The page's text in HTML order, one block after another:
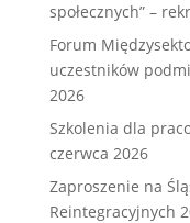
społecznych” –
Forum
uczestników
2026
Szkolenia dla
czerwca 2026
Zaproszenie na
Reintegracyjnych